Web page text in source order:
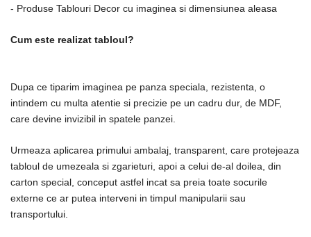
- Produse Tablouri Decor cu imaginea si dimensiunea aleasa
Cum este realizat tabloul?
Dupa ce tiparim imaginea pe panza speciala, rezistenta, o
intindem cu multa atentie si precizie pe un cadru dur, de MDF,
care devine invizibil in spatele panzei.
Urmeaza aplicarea primului ambalaj, transparent, care protejeaza
tabloul de umezeala si zgarieturi, apoi a celui de-al doilea, din
carton special, conceput astfel incat sa preia toate socurile
externe ce ar putea interveni in timpul manipularii sau
transportului.